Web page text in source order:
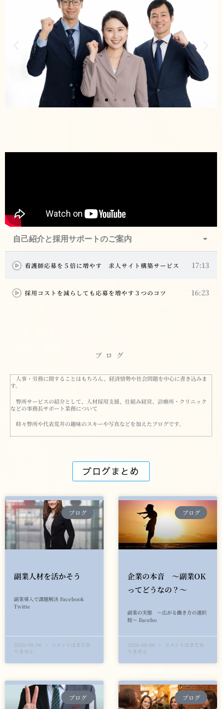
自己紹介と採用サポートのご案内
看護師応募を５倍に増やす 求人サイト構築サービス 17:13
採用コストを減らしても応募を増やす３つのコツ 16:23
ブログ
人事・労務に関することはもちろん、経済情勢や社会問題を中心に書き込みま
す。
弊所サービスの紹介として、人材採用支援、仕組み経営、診療所・クリニック
などの事務長サポート業務について
時々弊所や代表荒井の趣味のスキーや写真などを加えたブログです。
ブログまとめ
ブログ
副業人材を活かそう
副業導入で課題解決 Facebook
Twitte
2026-08-06
コメントはまだあ
りません
ブログ
企業の本音 ～副業OK
ってどうなの？～
副業の実態 ～広がる働き方の選択
肢～ Facebo
2026-08-06
コメントはまだあ
りません
ブログ ブログ